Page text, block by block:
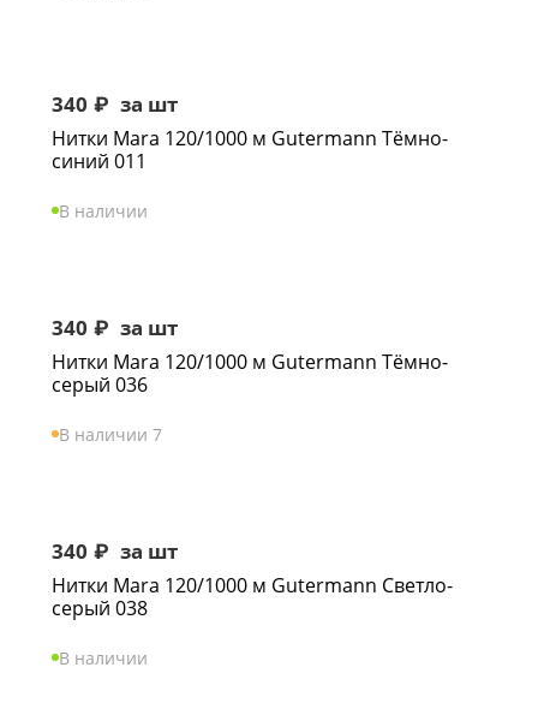
340 ₽ за шт
Нитки Mara 120/1000 м Gutermann Тёмно-
синий 011
В наличии
340 ₽ за шт
Нитки Mara 120/1000 м Gutermann Тёмно-
серый 036
В наличии 7
340 ₽ за шт
Нитки Mara 120/1000 м Gutermann Светло-
серый 038
В наличии